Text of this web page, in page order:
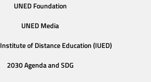
UNED Foundation
UNED Media
of Distance Education (IUED)
2030 Agenda and SDG